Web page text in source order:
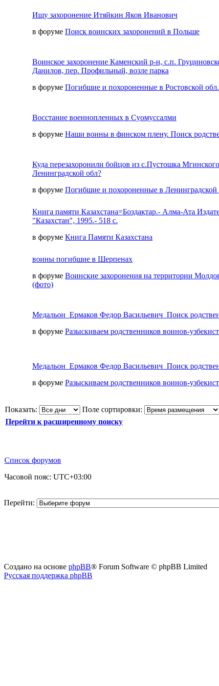
Ищу захоронение Итяйкин Яков Иванович
в форуме Поиск воинских захоронений в Польше
Воинское захоронение Каменский р-н, с.п.
Данилов, пер. Профильный, возле парка
в форуме Погибшие и похороненные в Ростовской обл.
Восстание военнопленных в Суомуссалми
в форуме Наши воины в финском плену. Поиск
Куда перезахоронили бойцов из с.Пустошка
Ленинградской обл?
в форуме Погибшие и похороненные в Ленинградской
Книга памяти Казахстана=Боздақтар.- Алма-Ата
"Казахстан", 1995.- 518 с.
в форуме Книга Памяти Казахстана
воины погибшие в Шерпенах
в форуме Воинские захоронения на территории
(фото)
Медальон_Ермаков Федор Васильевич_Поиск
в форуме Разыскиваем родственников воинов-
Медальон_Ермаков Федор Васильевич_Поиск
в форуме Разыскиваем родственников воинов-
Показать:
Поле сортировки:
Перейти к расширенному поиску
Список форумов
Часовой пояс: UTC+03:00
Перейти:
Создано на основе phpBB® Forum Software © phpBB Limited
Русская поддержка phpBB